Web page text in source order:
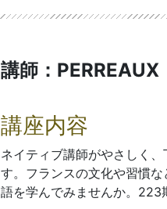
講師：
講座内容
ネイティブ講師がやさしく
す。フランスの文化や習慣
語を学んでみませんか。223